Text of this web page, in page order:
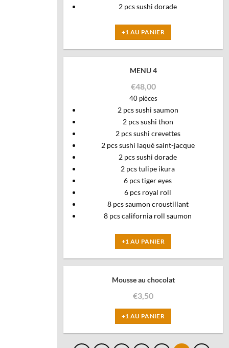
2 pcs sushi dorade
+1 AU PANIER
MENU 4
€48,00
40 pièces
2 pcs sushi saumon
2 pcs sushi thon
2 pcs sushi crevettes
2 pcs sushi laqué saint-jacque
2 pcs sushi dorade
2 pcs tulipe ikura
6 pcs tiger eyes
6 pcs royal roll
8 pcs saumon croustillant
8 pcs california roll saumon
+1 AU PANIER
Mousse au chocolat
€3,50
+1 AU PANIER